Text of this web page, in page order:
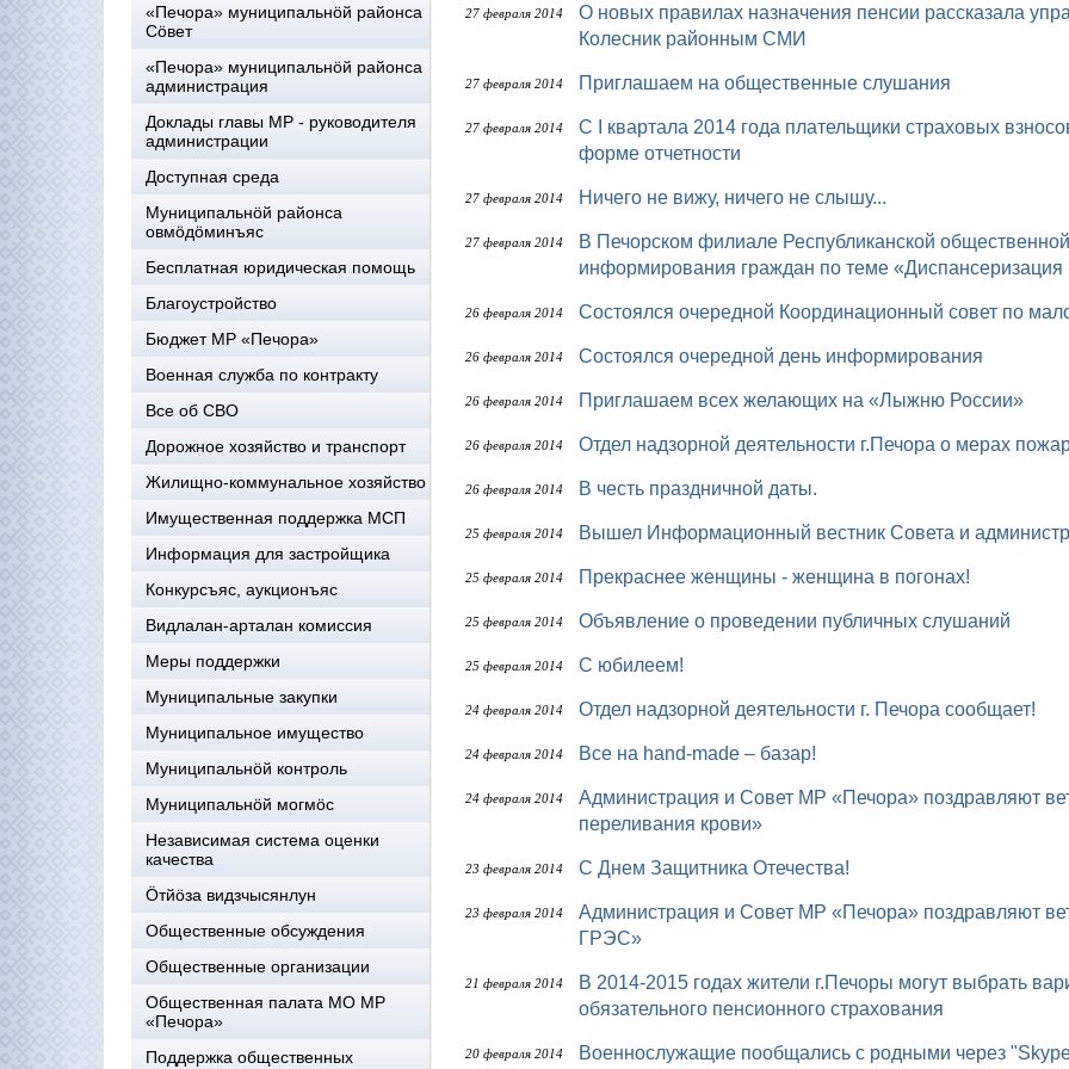
«Печора» муниципальнöй районса
Сöвет
«Печора» муниципальнöй районса
администрация
Доклады главы МР - руководителя
администрации
Доступная среда
Муниципальнöй районса
овмöдöминъяс
Бесплатная юридическая помощь
Благоустройство
Бюджет МР «Печора»
Военная служба по контракту
Все об СВО
Дорожное хозяйство и транспорт
Жилищно-коммунальное хозяйство
Имущественная поддержка МСП
Информация для застройщика
Конкурсъяс, аукционъяс
Видлалан-арталан комиссия
Меры поддержки
Муниципальные закупки
Муниципальное имущество
Муниципальнӧй контроль
Муниципальнöй могмöс
Независимая система оценки
качества
Öтйöза видзчысянлун
Общественные обсуждения
Общественные организации
Общественная палата МО МР
«Печора»
Поддержка общественных
27 февраля 2014
О новых правилах назначения пенсии рассказала управляющий ОПФР по Республике Коми Ольга
Колесник районным СМИ
27 февраля 2014 Приглашаем на общественные слушания
27 февраля 2014
С I квартала 2014 года плательщики страховых взносов будут отчитываться в ПФР по Единой
форме отчетности
27 февраля 2014 Ничего не вижу, ничего не слышу...
27 февраля 2014
В Печорском филиале Республиканской общественной приёмной Главы РК состоится Единый день
информирования граждан по теме «Диспансеризация
26 февраля 2014 Состоялся очередной Координационный совет по
26 февраля 2014 Состоялся очередной день информирования
26 февраля 2014 Приглашаем всех желающих на «Лыжню России»
26 февраля 2014 Отдел надзорной деятельности г.Печора о мерах
26 февраля 2014 В честь праздничной даты.
25 февраля 2014 Вышел Информационный вестник Совета и
25 февраля 2014 Прекраснее женщины - женщина в погонах!
25 февраля 2014 Объявление о проведении публичных слушаний
25 февраля 2014 С юбилеем!
24 февраля 2014 Отдел надзорной деятельности г. Печора сообщает!
24 февраля 2014 Все на hand-made – базар!
24 февраля 2014
Администрация и Совет МР «Печора» поздравляют ветеранов и сотрудников «Печорская станция
переливания крови»
23 февраля 2014 С Днем Защитника Отечества!
23 февраля 2014
Администрация и Совет МР «Печора» поздравляют ветеранов и сотрудников Филиала «Печорская
ГРЭС»
21 февраля 2014
В 2014-2015 годах жители г.Печоры могут выбрать вариант пенсионного обеспечения в системе
обязательного пенсионного страхования
20 февраля 2014 Военнослужащие пообщались с родными через